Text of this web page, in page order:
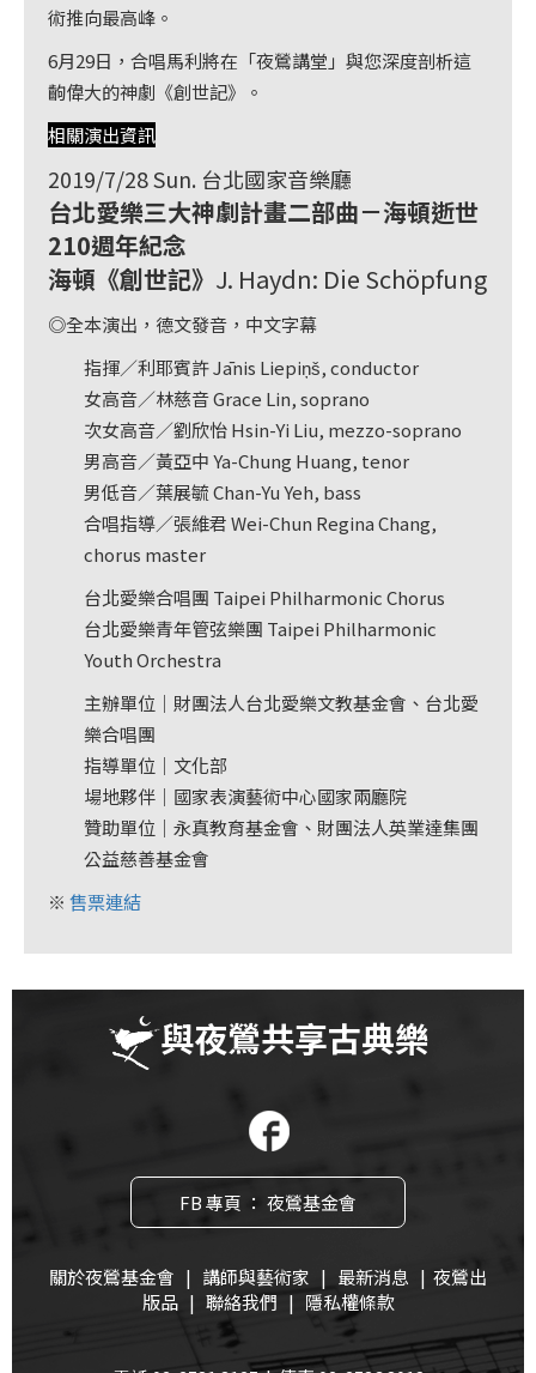
術推向最高峰。
6月29日，合唱馬利將在「夜鶯講堂」與您深度剖析這
齣偉大的神劇《創世記》。
相關演出資訊
2019/7/28 Sun. 台北國家音樂廳
台北愛樂三大神劇計畫二部曲－海頓逝世
210週年紀念
海頓《創世記》 J. Haydn: Die Schöpfung
◎全本演出，德文發音，中文字幕
指揮／利耶賓許 Jānis Liepiņš, conductor
女高音／林慈音 Grace Lin, soprano
次女高音／劉欣怡 Hsin-Yi Liu, mezzo-soprano
男高音／黃亞中 Ya-Chung Huang, tenor
男低音／葉展毓 Chan-Yu Yeh, bass
合唱指導／張維君 Wei-Chun Regina Chang,
chorus master
台北愛樂合唱團 Taipei Philharmonic Chorus
台北愛樂青年管弦樂團 Taipei Philharmonic
Youth Orchestra
主辦單位｜財團法人台北愛樂文教基金會、台北愛
樂合唱團
指導單位｜文化部
場地夥伴｜國家表演藝術中心國家兩廳院
贊助單位｜永真教育基金會、財團法人英業達集團
公益慈善基金會
※ 售票連結
與夜鶯共享古典樂
FB 專頁 ： 夜鶯基金會
關於夜鶯基金會 | 講師與藝術家 | 最新消息 | 夜鶯出
版品| 聯絡我們 | 隱私權條款